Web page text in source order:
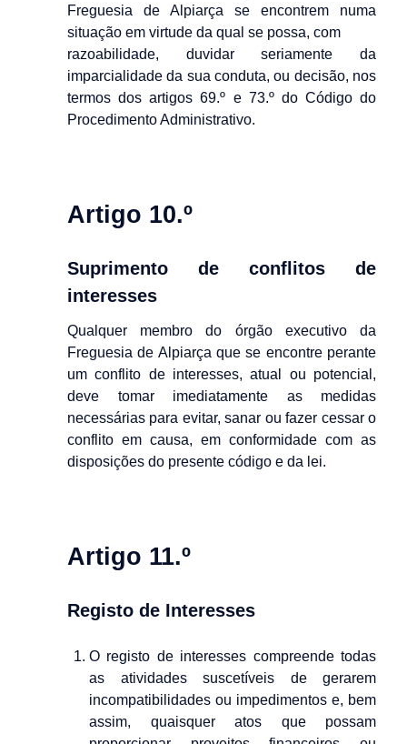
Freguesia de Alpiarça se encontrem numa
situação em virtude da qual se possa, com
razoabilidade, duvidar seriamente da
imparcialidade da sua conduta, ou decisão, nos
termos dos artigos 69.º e 73.º do Código do
Procedimento Administrativo.
Artigo 10.º
Suprimento de conflitos de
interesses
Qualquer membro do órgão executivo da
Freguesia de Alpiarça que se encontre perante
um conflito de interesses, atual ou potencial,
deve tomar imediatamente as medidas
necessárias para evitar, sanar ou fazer cessar o
conflito em causa, em conformidade com as
disposições do presente código e da lei.
Artigo 11.º
Registo de Interesses
O registo de interesses compreende todas
as atividades suscetíveis de gerarem
incompatibilidades ou impedimentos e, bem
assim, quaisquer atos que possam